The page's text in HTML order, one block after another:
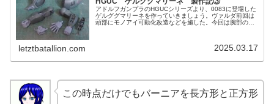
アドルフガンプラのHGUCシリーズより、0083に登場した
ゲルググマリーネを作っていきましょう。ヴァルダ前回は
頭部にモノアイ可動化改造などを施した。今回は腕部の準
letztbatallion.com 2025.03.17
この時点だけでもバーニアを長方形と正方形